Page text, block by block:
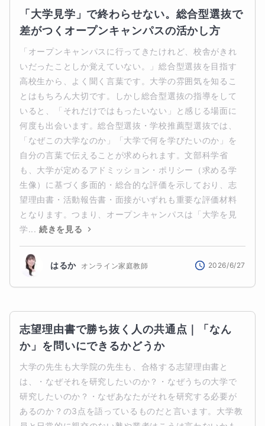
「大学見学」で終わらせない。総合型選抜で
差がつくオープンキャンパスの活かし方
「オープンキャンパスに行ってきたけれど、校舎がきれ
いだったことしか覚えていない。」総合型選抜を目指す
高校生から、よく聞く言葉です。大学の雰囲気を知るこ
とはもちろん大切です。しかし総合型選抜の指導をして
いると、「それだけではもったいない」と感じる場面に
何度も出会います。総合型選抜・学校推薦型選抜では、
「なぜこの大学なのか」「大学で何を学びたいのか」を
自分の言葉で伝えることが求められます。文部科学省
も、大学が定めるアドミッション・ポリシー（求める学
生像）に基づく多面的・総合的な評価を示しており、志
望理由書・活動報告書・面接がいずれも重要な評価材料
となります。つまり、オープンキャンパスは「大学を見
学... 続きを見る
はるか オンライン家庭教師 2026/6/27
志望理由書で勝ち抜く人の共通点｜「なん
か」を問いにできるかどうか
大学の先生も大学院の先生も、合格する志望理由書と
は、・なぜそれを研究したいのか？・なぜうちの大学で
研究したいのか？・なぜあなたがそれを研究する必要が
あるのか？の3点を語っているものだと言います。大学教